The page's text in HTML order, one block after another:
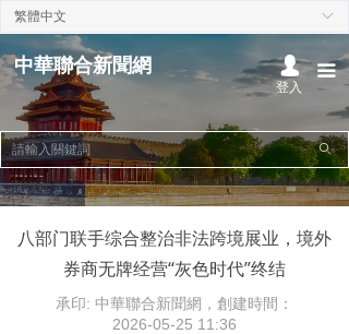
끀
首頁
熱點聚焦
本地時事
中華時事
經濟財經
ꄙ
中華聯合新聞網 넙
登入
ꀅ
繁體中文
八部门联手综合整治非法跨境展业，境外
券商无牌经营“灰色时代”终结
承印: 中華聯合新聞網，創建時間：
2026-05-25 11:36